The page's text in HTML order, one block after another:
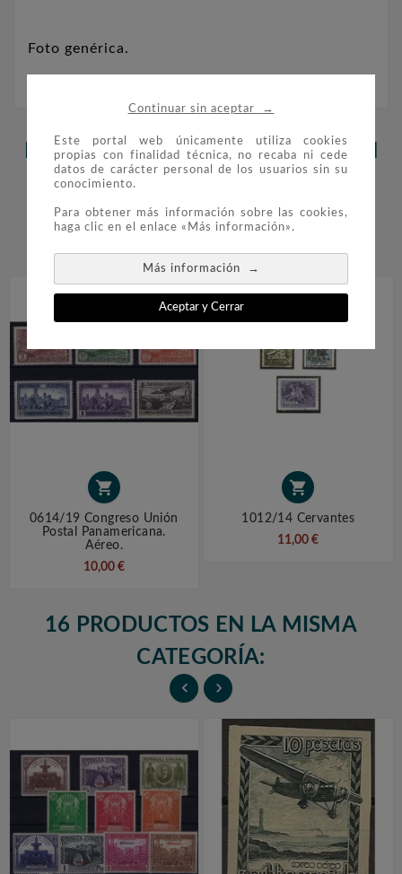
Continuar sin aceptar →
Este portal web únicamente utiliza cookies
propias con finalidad técnica, no recaba ni cede
datos de carácter personal de los usuarios sin su
conocimiento.
Para obtener más información sobre las cookies,
haga clic en el enlace «Más información».
Más información →
Aceptar y Cerrar
Foto genérica.
LOS CLIENTES QUE ADQUIRIERON
ESTE PRODUCTO TAMBIÉN
COMPRARON:

0614/19 Congreso Unión
Postal Panamericana.
Aéreo.
10,00 €

1012/14 Cervantes
11,00 €
16 PRODUCTOS EN LA MISMA
CATEGORÍA:
 